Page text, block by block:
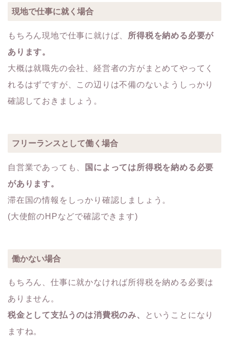
現地で仕事に就く場合
もちろん現地で仕事に就けば、
所得税を納める必要が
あります。
大概は就職先の会社、経営者の方がまとめてやってく
れるはずですが、この辺りは不備のないようしっかり
確認しておきましょう。
フリーランスとして働く場合
自営業であっても、
国によっては所得税を納める必要
があります。
滞在国の情報をしっかり確認しましょう。
(大使館のHPなどで確認できます)
働かない場合
もちろん、仕事に就かなければ所得税を納める必要は
ありません。
税金として支払うのは消費税のみ、
ということになり
ますね。